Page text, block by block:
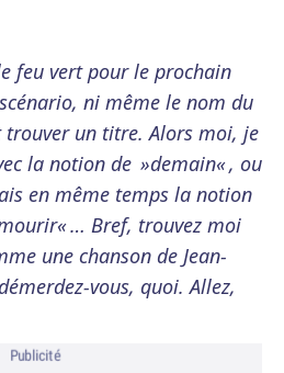
feu vert pour le prochain
ni même le nom du
un titre. Alors moi, je
la notion de »demain« , ou
en même temps la notion
… Bref, trouvez moi
une chanson de Jean-
vous, quoi. Allez,
Publicité